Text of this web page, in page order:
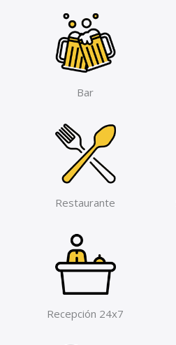
Bar
Restaurante
Recepción 24x7